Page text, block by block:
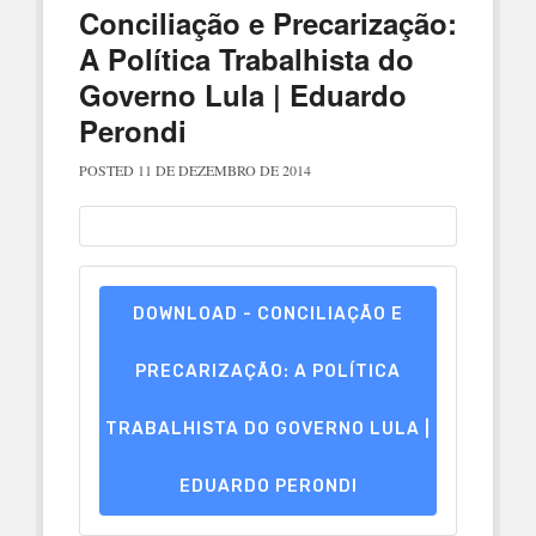
Conciliação e Precarização:
A Política Trabalhista do
Governo Lula | Eduardo
Perondi
POSTED 11 DE DEZEMBRO DE 2014
DOWNLOAD - CONCILIAÇÃO E
PRECARIZAÇÃO: A POLÍTICA
TRABALHISTA DO GOVERNO LULA |
EDUARDO PERONDI